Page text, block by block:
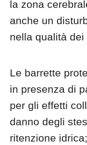
la zona
anche un
nella qualità dei
Le barrette
in presenza di
per gli effetti
danno degli
ritenzione